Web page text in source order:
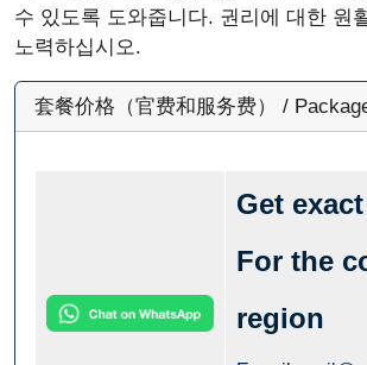
수 있도록 도와줍니다. 권리에 대한 원
노력하십시오.
套餐价格（官费和服务费） /
Get
For the
region